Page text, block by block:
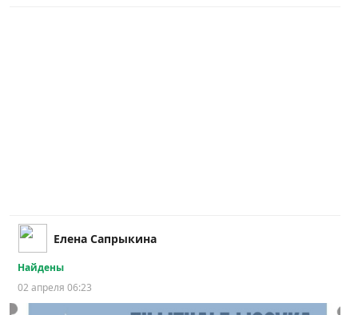
Елена Сапрыкина
Найдены
02 апреля 06:23